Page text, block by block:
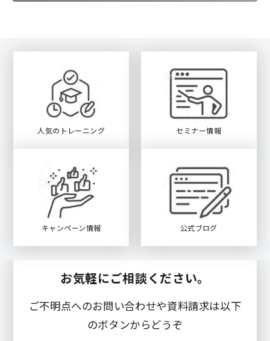
人気のトレーニング セミナー情報
キャンペーン情報 公式ブログ
お気軽にご相談ください。
ご不明点へのお問い合わせや資料請求は以下
のボタンからどうぞ